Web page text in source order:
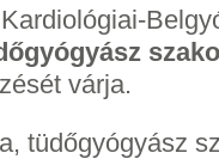
várja.
tüdőgyógyász